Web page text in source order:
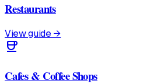
Restaurants
View guide →
coffee
Cafes & Coffee Shops